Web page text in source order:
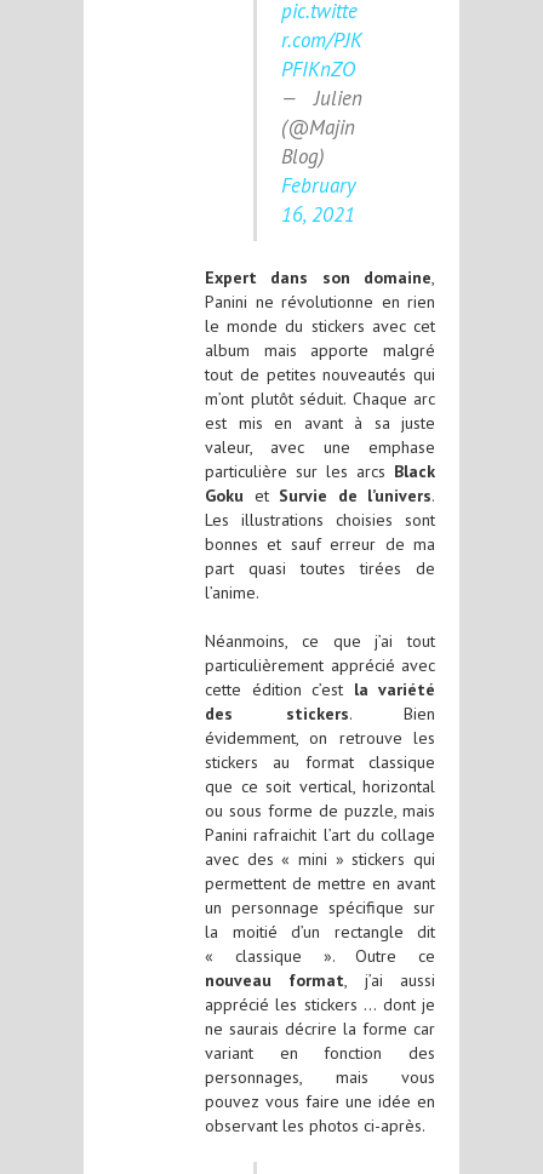
pic.twitte
r.com/PJK
PFIKnZO
— Julien
(@Majin
Blog)
February
16, 2021
Expert dans son domaine,
Panini ne révolutionne en rien
le monde du stickers avec cet
album mais apporte malgré
tout de petites nouveautés qui
m’ont plutôt séduit. Chaque arc
est mis en avant à sa juste
valeur, avec une emphase
particulière sur les arcs Black
Goku et Survie de l’univers.
Les illustrations choisies sont
bonnes et sauf erreur de ma
part quasi toutes tirées de
l’anime.
Néanmoins, ce que j’ai tout
particulièrement apprécié avec
cette édition c’est la variété
des stickers. Bien
évidemment, on retrouve les
stickers au format classique
que ce soit vertical, horizontal
ou sous forme de puzzle, mais
Panini rafraichit l’art du collage
avec des « mini » stickers qui
permettent de mettre en avant
un personnage spécifique sur
la moitié d’un rectangle dit
« classique ». Outre ce
nouveau format, j’ai aussi
apprécié les stickers … dont je
ne saurais décrire la forme car
variant en fonction des
personnages, mais vous
pouvez vous faire une idée en
observant les photos ci-après.